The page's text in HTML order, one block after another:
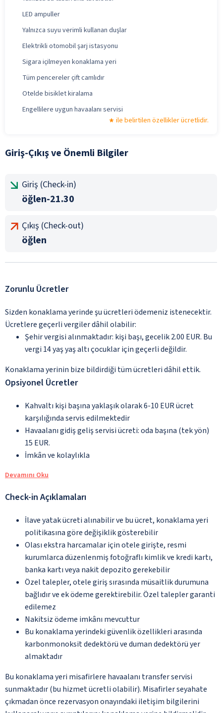
LED ampuller
Yalnızca suyu verimli kullanan duşlar
Elektrikli otomobil şarj istasyonu
Sigara içilmeyen konaklama yeri
Tüm pencereler çift camlıdır
Otelde bisiklet kiralama
Engellilere uygun havaalanı servisi
ile belirtilen özellikler ücretlidir.
Giriş-Çıkış ve Önemli Bilgiler
Giriş (Check-in)
öğlen-21.30
Çıkış (Check-out)
öğlen
Zorunlu Ücretler
Sizden konaklama yerinde şu ücretleri ödemeniz istenecektir.
Ücretlere geçerli vergiler dâhil olabilir:
Şehir vergisi alınmaktadır: kişi başı, gecelik 2.00 EUR. Bu
vergi 14 yaş yaş altı çocuklar için geçerli değildir.
Konaklama yerinin bize bildirdiği tüm ücretleri dâhil ettik.
Opsiyonel Ücretler
Kahvaltı kişi başına yaklaşık olarak 6-10 EUR ücret
karşılığında servis edilmektedir
Havaalanı gidiş geliş servisi ücreti: oda başına (tek yön)
15 EUR.
İmkân ve kolaylıkla
Devamını Oku
Check-in Açıklamaları
İlave yatak ücreti alınabilir ve bu ücret, konaklama yeri
politikasına göre değişiklik gösterebilir
Olası ekstra harcamalar için otele girişte, resmi
kurumlarca düzenlenmiş fotoğraflı kimlik ve kredi kartı,
banka kartı veya nakit depozito gerekebilir
Özel talepler, otele giriş sırasında müsaitlik durumuna
bağlıdır ve ek ödeme gerektirebilir. Özel talepler garanti
edilemez
Nakitsiz ödeme imkânı mevcuttur
Bu konaklama yerindeki güvenlik özellikleri arasında
karbonmonoksit dedektörü ve duman dedektörü yer
almaktadır
Bu konaklama yeri misafirlere havaalanı transfer servisi
sunmaktadır (bu hizmet ücretli olabilir). Misafirler seyahate
çıkmadan önce rezervasyon onayındaki iletişim bilgilerini